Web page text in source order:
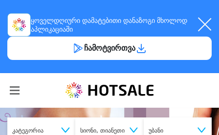
ყოველდღიური დამატებითი დანაზოგი მხოლოდ
აპლიკაციაში
ჩამოტვირთვა
კატეგორია სიონი, თიანეთი უბანი